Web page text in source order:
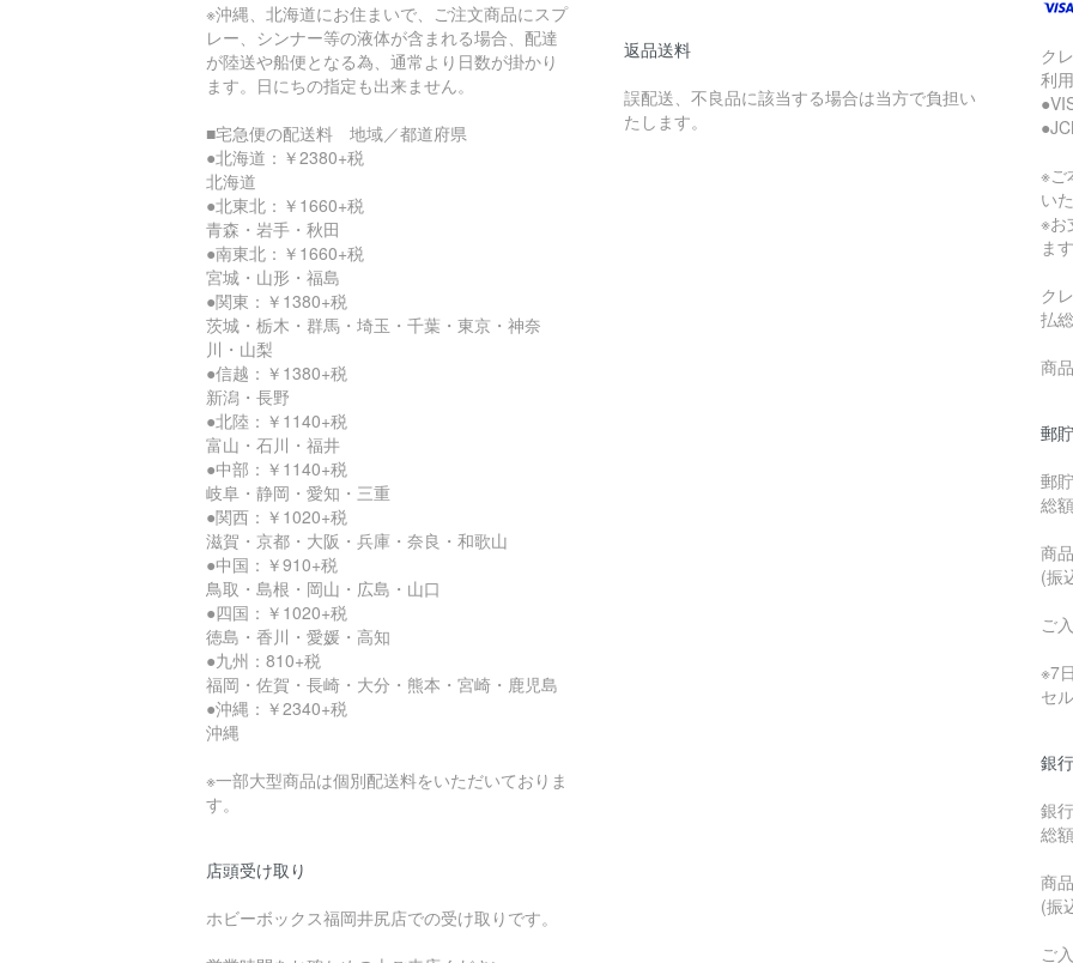
※沖縄、北海道にお住まいで、ご注文商品にスプ
レー、シンナー等の液体が含まれる場合、配達
が陸送や船便となる為、通常より日数が掛かり
ます。日にちの指定も出来ません。
■宅急便の配送料 地域／都道府県
●北海道：￥2380+税
北海道
●北東北：￥1660+税
青森・岩手・秋田
●南東北：￥1660+税
宮城・山形・福島
●関東：￥1380+税
茨城・栃木・群馬・埼玉・千葉・東京・神奈
川・山梨
●信越：￥1380+税
新潟・長野
●北陸：￥1140+税
富山・石川・福井
●中部：￥1140+税
岐阜・静岡・愛知・三重
●関西：￥1020+税
滋賀・京都・大阪・兵庫・奈良・和歌山
●中国：￥910+税
鳥取・島根・岡山・広島・山口
●四国：￥1020+税
徳島・香川・愛媛・高知
●九州：810+税
福岡・佐賀・長崎・大分・熊本・宮崎・鹿児島
●沖縄：￥2340+税
沖縄
※一部大型商品は個別配送料をいただいておりま
す。
店頭受け取り
ホビーボックス福岡井尻店での受け取りです。
返品送料
誤配送、不良品に該当する場合は当方で負担い
たします。
ク
利
※ご
い
※お
ま
ク
払
商
郵
郵
総
商
(振
ご
※7
セ
銀
銀
総
商
(振
ご